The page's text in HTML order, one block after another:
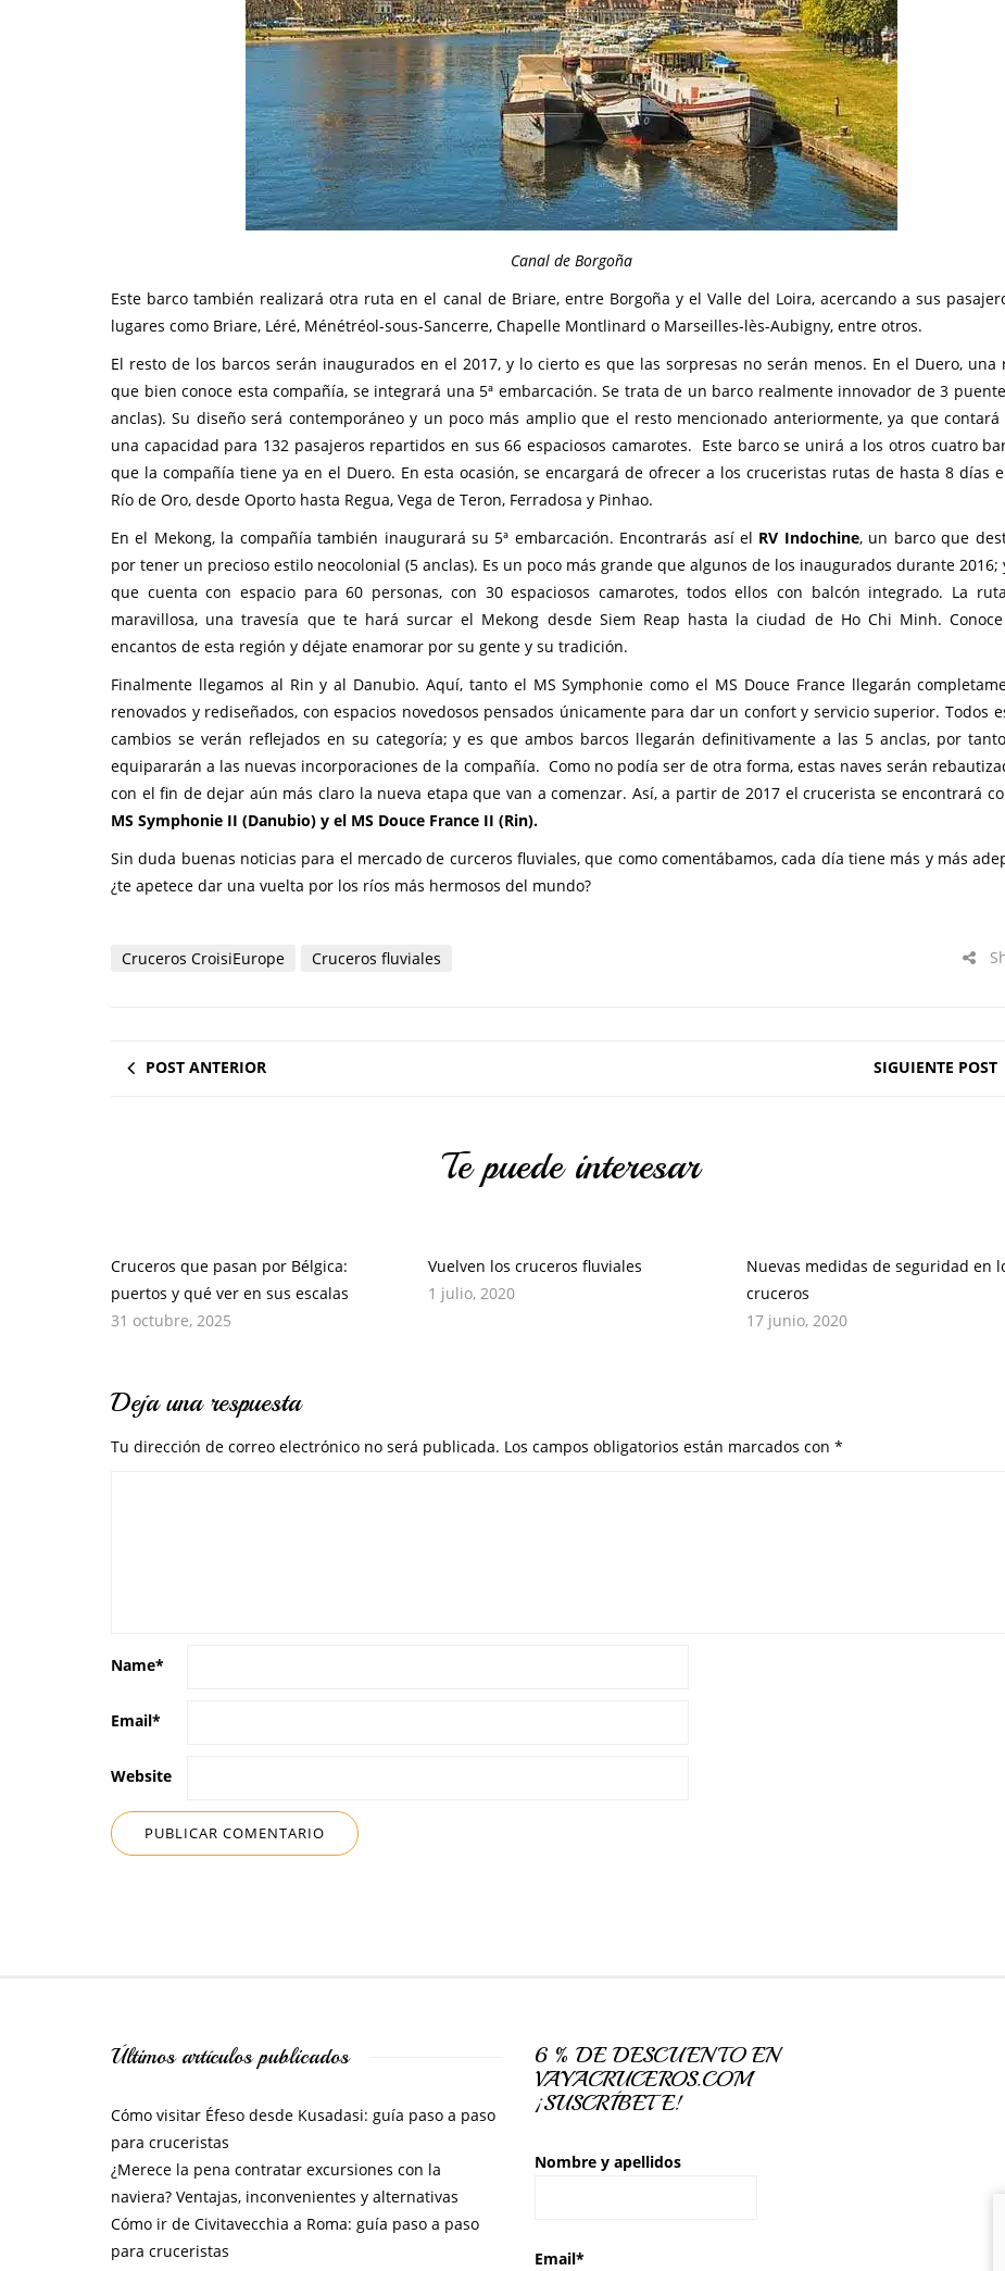
Canal de Borgoña
Este barco también realizará otra ruta en el canal de Briare, entre Borgoña y el Valle del Loira, acercando a sus
lugares como Briare, Léré, Ménétréol-sous-Sancerre, Chapelle Montlinard o Marseilles-lès-Aubigny, entre otros.
El resto de los barcos serán inaugurados en el 2017, y lo cierto es que las sorpresas no serán menos. En el Duero, una
que bien conoce esta compañía, se integrará una 5ª embarcación. Se trata de un barco realmente innovador de 3
anclas). Su diseño será contemporáneo y un poco más amplio que el resto mencionado anteriormente, ya que contará
una capacidad para 132 pasajeros repartidos en sus 66 espaciosos camarotes. Este barco se unirá a los otros cuatro
que la compañía tiene ya en el Duero. En esta ocasión, se encargará de ofrecer a los cruceristas rutas de hasta 8 días
Río de Oro, desde Oporto hasta Regua, Vega de Teron, Ferradosa y Pinhao.
En el Mekong, la compañía también inaugurará su 5ª embarcación. Encontrarás así el RV Indochine, un barco que
por tener un precioso estilo neocolonial (5 anclas). Es un poco más grande que algunos de los inaugurados durante 2016;
que cuenta con espacio para 60 personas, con 30 espaciosos camarotes, todos ellos con balcón integrado. La
maravillosa, una travesía que te hará surcar el Mekong desde Siem Reap hasta la ciudad de Ho Chi Minh.
encantos de esta región y déjate enamorar por su gente y su tradición.
Finalmente llegamos al Rin y al Danubio. Aquí, tanto el MS Symphonie como el MS Douce France llegarán
renovados y rediseñados, con espacios novedosos pensados únicamente para dar un confort y servicio superior. Todos
cambios se verán reflejados en su categoría; y es que ambos barcos llegarán definitivamente a las 5 anclas, por
equipararán a las nuevas incorporaciones de la compañía. Como no podía ser de otra forma, estas naves serán
con el fin de dejar aún más claro la nueva etapa que van a comenzar. Así, a partir de 2017 el crucerista se encontrará
MS Symphonie II (Danubio) y el MS Douce France II (Rin).
Sin duda buenas noticias para el mercado de curceros fluviales, que como comentábamos, cada día tiene más y más
¿te apetece dar una vuelta por los ríos más hermosos del mundo?
Cruceros CroisiEurope Cruceros fluviales
POST ANTERIOR SIGUIENTE POST
Te puede interesar
Cruceros que pasan por Bélgica:
puertos y qué ver en sus escalas
31 octubre, 2025
Vuelven los cruceros fluviales
1 julio, 2020
Nuevas medidas de seguridad en
cruceros
17 junio, 2020
Deja una respuesta
Tu dirección de correo electrónico no será publicada. Los campos obligatorios están marcados con *
Name*
Email*
Website
Últimos artículos publicados
Cómo visitar Éfeso desde Kusadasi: guía paso a paso
para cruceristas
¿Merece la pena contratar excursiones con la
naviera? Ventajas, inconvenientes y alternativas
Cómo ir de Civitavecchia a Roma: guía paso a paso
para cruceristas
6 % DE DESCUENTO EN
VAYACRUCEROS.COM
¡SUSCRÍBETE!
Nombre y apellidos
Email*